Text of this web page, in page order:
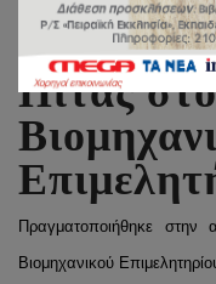
Κοπή
Πίτας
Πραγματοποιήθηκε στην
Βιομηχανικού